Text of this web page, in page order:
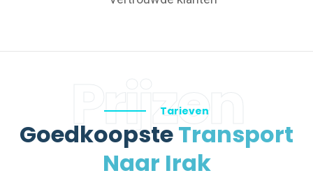
Prijzen
Tarieven
GoedkoopsteTransport
Naar Irak